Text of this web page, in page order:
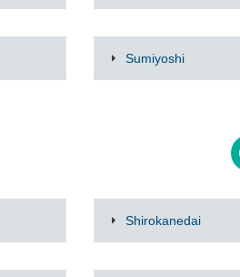
Sumiyoshi
Shirokanedai